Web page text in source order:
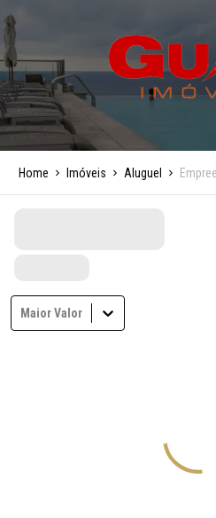
Home Imóveis Aluguel
Maior Valor